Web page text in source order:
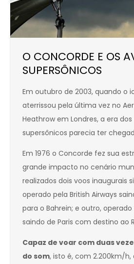
O CONCORDE E OS
SUPERSÔNICOS
Em outubro de 2003, quando o
aterrissou pela última vez no
Heathrow em Londres, a era dos
supersônicos parecia ter
Em 1976 o Concorde fez sua
grande impacto no cenário
realizados dois voos inaugurais
operado pela British Airways
para o Bahrein; e outro, operado
saindo de Paris com destino ao
Capaz de voar com duas
do som, isto é, com 2.200km/h,